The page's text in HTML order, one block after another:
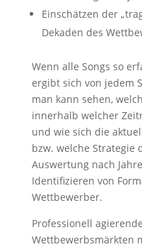
Einschätzen der
Dekaden des
Wenn alle Songs so
ergibt sich von jedem
man kann sehen,
innerhalb welcher
und wie sich die
bzw. welche Strategie
Auswertung nach
Identifizieren von
Wettbewerber.
Professionell
Wettbewerbsmärkten